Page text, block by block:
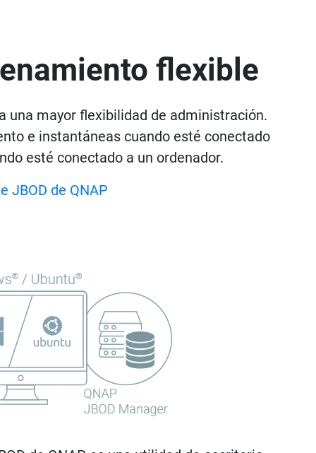
flexible
una mayor flexibilidad de administración.
e instantáneas cuando esté conectado
esté conectado a un ordenador.
JBOD de QNAP